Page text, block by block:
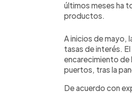
últimos meses ha
productos.
A inicios de mayo,
tasas de interés.
encarecimiento de
puertos, tras la
De acuerdo con